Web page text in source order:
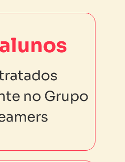
no Grupo
alunos
no Grupo